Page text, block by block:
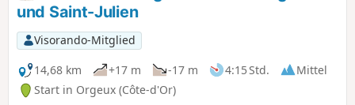
und Saint-Julien
Visorando-Mitglied
14,68 km
+17 m -17 m 4:15 Std.
Mittel
Start in Orgeux (Côte-d'Or)